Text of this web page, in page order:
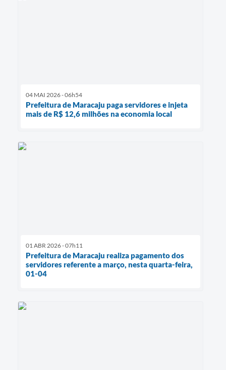
04 MAI 2026 - 06h54
Prefeitura de Maracaju paga servidores e injeta
mais de R$ 12,6 milhões na economia local
01 ABR 2026 - 07h11
Prefeitura de Maracaju realiza pagamento dos
servidores referente a março, nesta quarta-feira,
01-04